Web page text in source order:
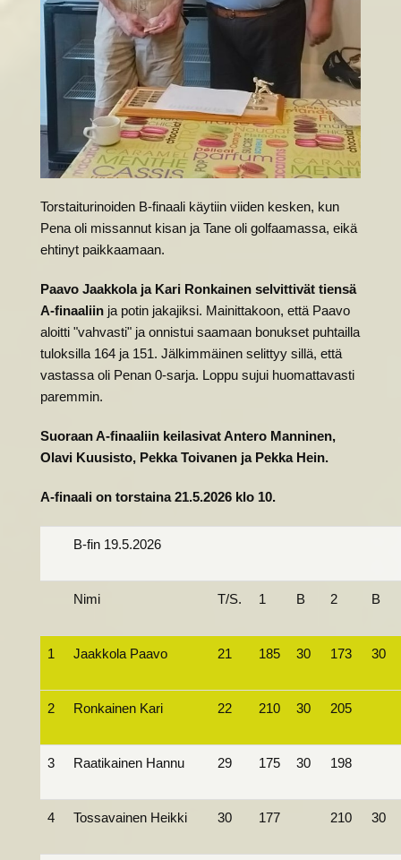
Torstaiturinoiden B-finaali käytiin viiden kesken, kun
Pena oli missannut kisan ja Tane oli golfaamassa, eikä
ehtinyt paikkaamaan.
Paavo Jaakkola ja Kari Ronkainen selvittivät tiensä
A-finaaliin ja potin jakajiksi. Mainittakoon, että Paavo
aloitti "vahvasti" ja onnistui saamaan bonukset puhtailla
tuloksilla 164 ja 151. Jälkimmäinen selittyy sillä, että
vastassa oli Penan 0-sarja. Loppu sujui huomattavasti
paremmin.
Suoraan A-finaaliin keilasivat Antero Manninen,
Olavi Kuusisto, Pekka Toivanen ja Pekka Hein.
A-finaali on torstaina 21.5.2026 klo 10.
B-fin 19.5.2026
Nimi T/S. 1 B 2 B
1 Jaakkola Paavo 21 185 30 173 30
2 Ronkainen Kari 22 210 30 205
3 Raatikainen Hannu 29 175 30 198
4 Tossavainen Heikki 30 177 210 30